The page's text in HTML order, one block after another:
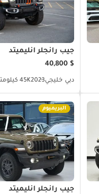
جيب رانجلر أنليميتد
$ 40,800
دبي خليجي202345K كيلومتر
البريميوم
جيب رانجلر أنليميتد